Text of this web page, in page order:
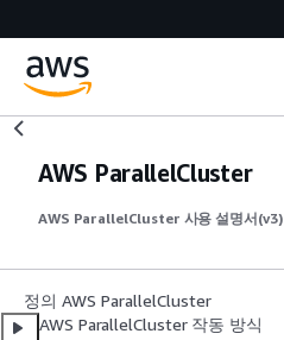
AWS ParallelCluster
AWS ParallelCluster 사용 설명서(v3)
정의 AWS ParallelCluster
AWS ParallelCluster 작동 방식